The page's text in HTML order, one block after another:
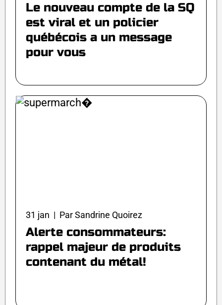
Le nouveau compte de la SQ
est viral et un policier
québécois a un message
pour vous
31 jan | Par Sandrine Quoirez
Alerte consommateurs:
rappel majeur de produits
contenant du métal!